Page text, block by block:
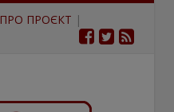
ПРО ПРОЄКТ |